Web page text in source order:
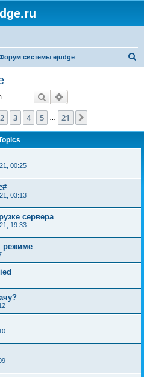
системы ejudge
Search
1of 21
2 3 4 5 21
00:25
03:13
сервера
19:33
режиме